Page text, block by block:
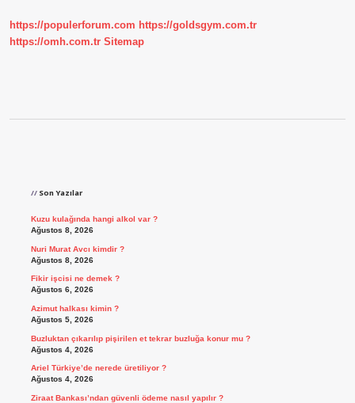
https://populerforum.com https://goldsgym.com.tr
https://omh.com.tr Sitemap
Son Yazılar
Kuzu kulağında hangi alkol var ?
Ağustos 8, 2026
Nuri Murat Avcı kimdir ?
Ağustos 8, 2026
Fikir işcisi ne demek ?
Ağustos 6, 2026
Azimut halkası kimin ?
Ağustos 5, 2026
Buzluktan çıkarılıp pişirilen et tekrar buzluğa konur mu ?
Ağustos 4, 2026
Ariel Türkiye’de nerede üretiliyor ?
Ağustos 4, 2026
Ziraat Bankası’ndan güvenli ödeme nasıl yapılır ?